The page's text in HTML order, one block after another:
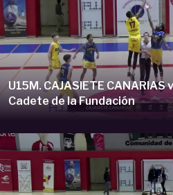
U15M. CAJASIETE CANARIAS
Cadete de la Fundación